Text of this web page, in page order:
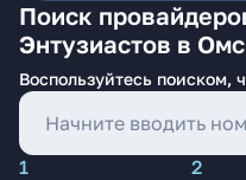
Поиск
Энтузиастов в
Воспользуйтесь поиском,
1 2